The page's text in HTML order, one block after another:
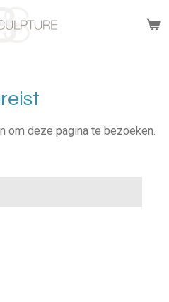
om deze pagina te bezoeken.